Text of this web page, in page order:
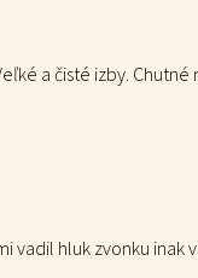
a čisté izby. Chutné
vadil hluk zvonku inak